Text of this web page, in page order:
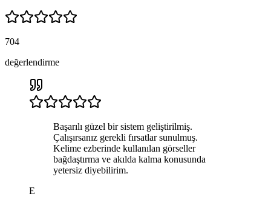
704
değerlendirme
Başarılı güzel bir sistem geliştirilmiş.
Çalışırsanız gerekli fırsatlar sunulmuş.
Kelime ezberinde kullanılan görseller
bağdaştırma ve akılda kalma konusunda
yetersiz diyebilirim.
E